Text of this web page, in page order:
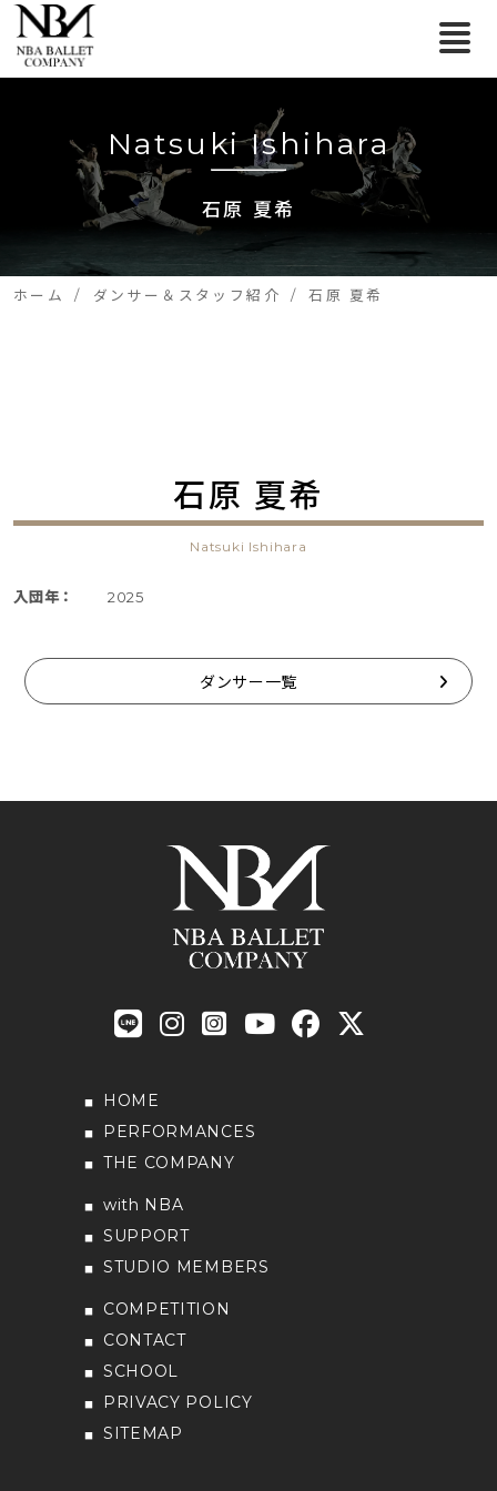
Natsuki Ishihara
石原 夏希
ホーム ダンサー＆スタッフ紹介 石原 夏希
石原 夏希
Natsuki Ishihara
入団年： 2025
ダンサー一覧
HOME
PERFORMANCES
THE COMPANY
with NBA
SUPPORT
STUDIO MEMBERS
COMPETITION
CONTACT
SCHOOL
PRIVACY POLICY
SITEMAP